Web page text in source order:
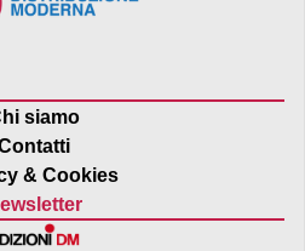
siamo
& Cookies